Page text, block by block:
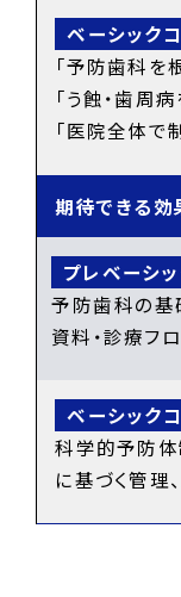
「予防歯科を
「う蝕・歯周
「医院全体で
期待できる効
予防歯科の基
資料・診療フ
科学的予防体
に基づく管理